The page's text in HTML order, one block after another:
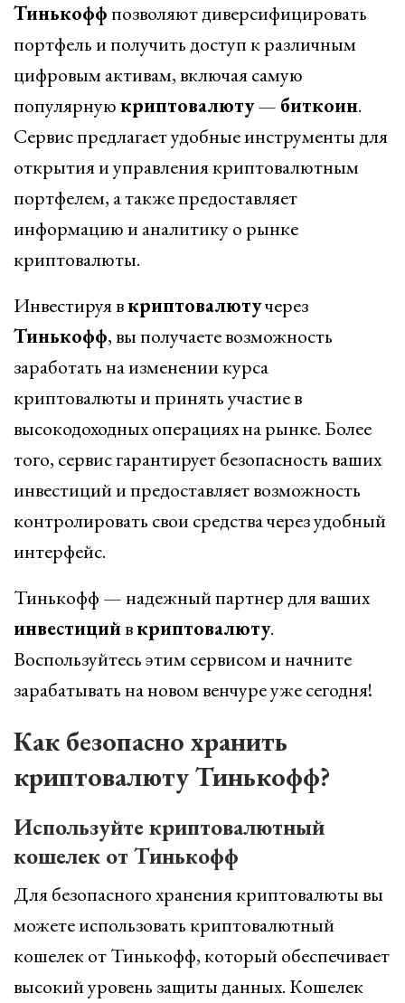
Тинькоффпозволяют диверсифицировать
портфель и получить доступ к различным
цифровым активам, включая самую
популярнуюкриптовалюту— биткоин.
Сервис предлагает удобные инструменты для
открытия и управления криптовалютным
портфелем, а также предоставляет
информацию и аналитику о рынке
криптовалюты.
Инвестируя вкриптовалютучерез
Тинькофф, вы получаете возможность
заработать на изменении курса
криптовалюты и принять участие в
высокодоходных операциях на рынке. Более
того, сервис гарантирует безопасность ваших
инвестиций и предоставляет возможность
контролировать свои средства через удобный
интерфейс.
Тинькофф — надежный партнер для ваших
инвестицийвкриптовалюту.
Воспользуйтесь этим сервисом и начните
зарабатывать на новом венчуре уже сегодня!
Как безопасно хранить
криптовалюту Тинькофф?
Используйте криптовалютный
кошелек от Тинькофф
Для безопасного хранения криптовалюты вы
можете использовать криптовалютный
кошелек от Тинькофф, который обеспечивает
высокий уровень защиты данных. Кошелек